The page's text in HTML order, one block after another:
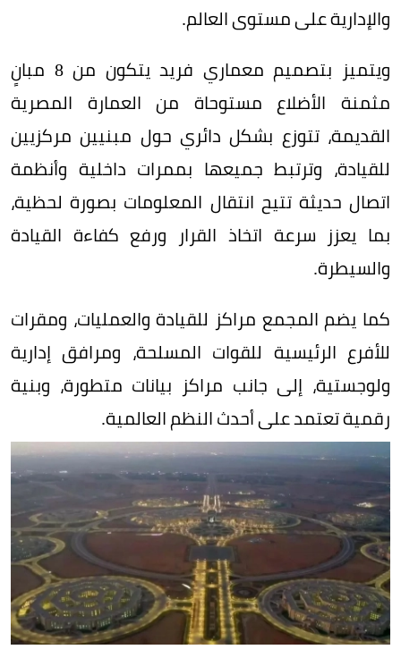
والإدارية على مستوى العالم.
ويتميز بتصميم معماري فريد يتكون من 8 مبانٍ
مثمنة الأضلاع مستوحاة من العمارة المصرية
القديمة، تتوزع بشكل دائري حول مبنيين مركزيين
للقيادة، وترتبط جميعها بممرات داخلية وأنظمة
اتصال حديثة تتيح انتقال المعلومات بصورة لحظية،
بما يعزز سرعة اتخاذ القرار ورفع كفاءة القيادة
والسيطرة.
كما يضم المجمع مراكز للقيادة والعمليات، ومقرات
للأفرع الرئيسية للقوات المسلحة، ومرافق إدارية
ولوجستية، إلى جانب مراكز بيانات متطورة، وبنية
رقمية تعتمد على أحدث النظم العالمية.